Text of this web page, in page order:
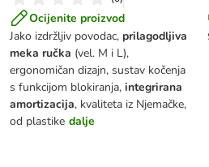
Ocijenite proizvod
Jako izdržljiv povodac, prilagodljiva
meka ručka (vel. M i L),
ergonomičan dizajn, sustav kočenja
s funkcijom blokiranja, integrirana
amortizacija, kvaliteta iz Njemačke,
od plastike dalje